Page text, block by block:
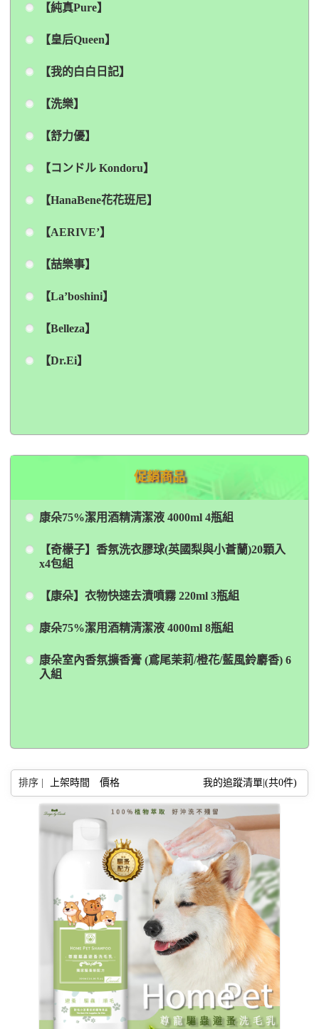
【純真Pure】
【皇后Queen】
【我的白白日記】
【洗樂】
【舒力優】
【コンドル Kondoru】
【HanaBene花花班尼】
【AERIVE’】
【喆樂事】
【La’boshini】
【Belleza】
【Dr.Ei】
促銷商品
康朵75%潔用酒精清潔液 4000ml 4瓶組
【奇檬子】香氛洗衣膠球(英國梨與小蒼蘭)20顆入
x4包組
【康朵】衣物快速去漬噴霧 220ml 3瓶組
康朵75%潔用酒精清潔液 4000ml 8瓶組
康朵室內香氛擴香膏 (鳶尾茉莉/橙花/藍風鈴麝香) 6
入組
排序 | 上架時間 價格 我的追蹤清單|(共0件)